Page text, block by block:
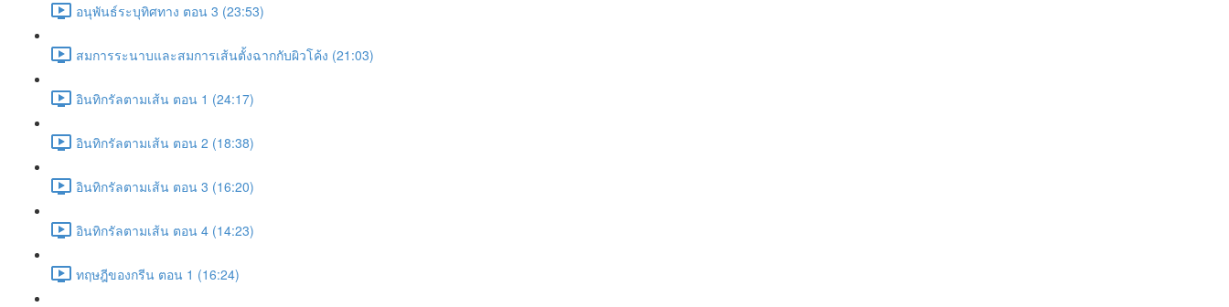
อนุพันธ์ระบุทิศทาง ตอน 3 (23:53)
สมการระนาบและสมการเส้นตั้งฉากกับผิวโค้ง (21:03)
อินทิกรัลตามเส้น ตอน 1 (24:17)
อินทิกรัลตามเส้น ตอน 2 (18:38)
อินทิกรัลตามเส้น ตอน 3 (16:20)
อินทิกรัลตามเส้น ตอน 4 (14:23)
ทฤษฎีของกรีน ตอน 1 (16:24)